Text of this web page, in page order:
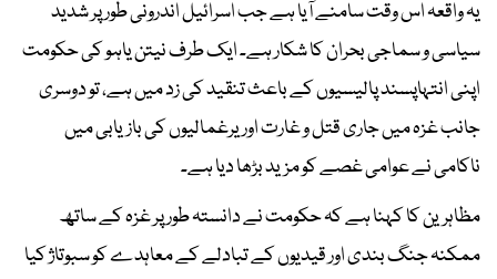
یہ واقعہ اس وقت سامنے آیا ہے جب اسرائیل اندرونی طور پر شدید
سیاسی و سماجی بحران کا شکار ہے۔ ایک طرف نیتن یاہو کی حکومت
اپنی انتہاپسند پالیسیوں کے باعث تنقید کی زد میں ہے، تو دوسری
جانب غزہ میں جاری قتل و غارت اور یرغمالیوں کی بازیابی میں
ناکامی نے عوامی غصے کو مزید بڑھا دیا ہے۔
مظاہرین کا کہنا ہے کہ حکومت نے دانستہ طور پر غزہ کے ساتھ
ممکنہ جنگ بندی اور قیدیوں کے تبادلے کے معاہدے کو سبوتاژ کیا